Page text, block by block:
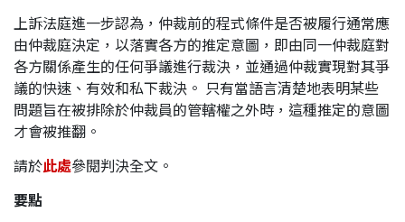
上訴法庭進一步認為，仲裁前的程式條件是否被履行通常應
由仲裁庭決定，以落實各方的推定意圖，即由同一仲裁庭對
各方關係產生的任何爭議進行裁決，並通過仲裁實現對其爭
議的快速、有效和私下裁決。 只有當語言清楚地表明某些
問題旨在被排除於仲裁員的管轄權之外時，這種推定的意圖
才會被推翻。
請於此處參閱判決全文。
要點